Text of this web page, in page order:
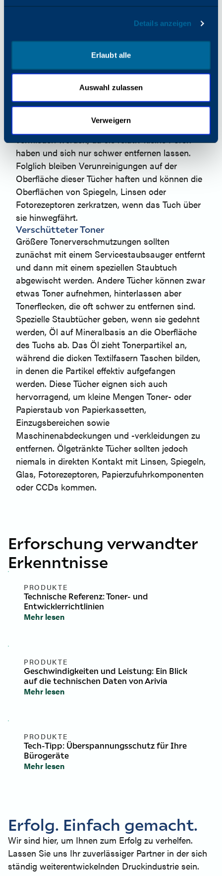
Details anzeigen
Erlaubt alle
Auswahl zulassen
Verweigern
Während Tücher auf Baumwollbasis zur
Spiegeln verwendet werden können, sollten
Tücher auf Papierbasis niemals zur Reinigung
dieser Oberflächen verwendet werden. Sie sind
im Allgemeinen zu abrasiv und reißen außerdem
leicht an scharfen Kanten. Auch Tücher auf
Linsen, Spiegeln oder Fotorezeptoroberflächen
vermieden werden, da sie relativ kleine Poren
haben und sich nur schwer entfernen lassen.
Folglich bleiben Verunreinigungen auf der
Oberfläche dieser Tücher haften und können die
Oberflächen von Spiegeln, Linsen oder
Fotorezeptoren zerkratzen, wenn das Tuch über
sie hinwegfährt.
Verschütteter Toner
Größere Tonerverschmutzungen sollten
zunächst mit einem Servicestaubsauger entfernt
und dann mit einem speziellen Staubtuch
abgewischt werden. Andere Tücher können zwar
etwas Toner aufnehmen, hinterlassen aber
Tonerflecken, die oft schwer zu entfernen sind.
Spezielle Staubtücher geben, wenn sie gedehnt
werden, Öl auf Mineralbasis an die Oberfläche
des Tuchs ab. Das Öl zieht Tonerpartikel an,
während die dicken Textilfasern Taschen bilden,
in denen die Partikel effektiv aufgefangen
werden. Diese Tücher eignen sich auch
hervorragend, um kleine Mengen Toner- oder
Papierstaub von Papierkassetten,
Einzugsbereichen sowie
Maschinenabdeckungen und -verkleidungen zu
entfernen. Ölgetränkte Tücher sollten jedoch
niemals in direkten Kontakt mit Linsen, Spiegeln,
Glas, Fotorezeptoren, Papierzufuhrkomponenten
oder CCDs kommen.
Erforschung verwandter
Erkenntnisse
PRODUKTE
Technische Referenz: Toner- und
Entwicklerrichtlinien
Mehr lesen
PRODUKTE
Geschwindigkeiten und Leistung: Ein Blick
auf die technischen Daten von Arivia
Mehr lesen
PRODUKTE
Tech-Tipp: Überspannungsschutz für Ihre
Bürogeräte
Mehr lesen
Erfolg. Einfach gemacht.
Wir sind hier, um Ihnen zum Erfolg zu verhelfen.
Lassen Sie uns Ihr zuverlässiger Partner in der sich
ständig weiterentwickelnden Druckindustrie sein.